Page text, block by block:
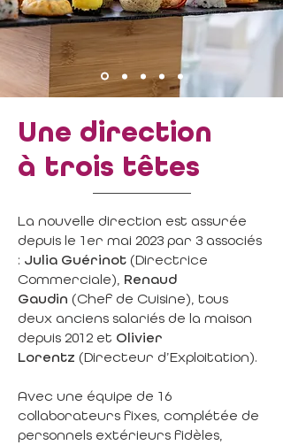
Une direction
à trois têtes
La nouvelle direction est assurée
depuis le 1er mai 2023 par 3 associés
: Julia Guérinot (Directrice
Commerciale), Renaud
Gaudin (Chef de Cuisine), tous
deux anciens salariés de la maison
depuis 2012 et Olivier
Lorentz (Directeur d’Exploitation).
Avec une équipe de 16
collaborateurs fixes, complétée de
personnels extérieurs fidèles,